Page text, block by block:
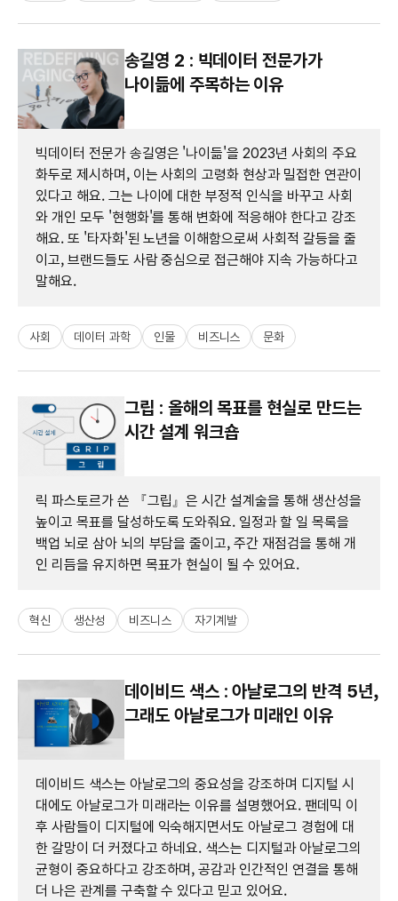
송길영 2 : 빅데이터 전문가가
나이듦에 주목하는 이유
빅데이터 전문가 송길영은 '나이듦'을 2023년 사회의 주요
화두로 제시하며, 이는 사회의 고령화 현상과 밀접한 연관이
있다고 해요. 그는 나이에 대한 부정적 인식을 바꾸고 사회
와 개인 모두 '현행화'를 통해 변화에 적응해야 한다고 강조
해요. 또 '타자화'된 노년을 이해함으로써 사회적 갈등을 줄
이고, 브랜드들도 사람 중심으로 접근해야 지속 가능하다고
말해요.
사회 데이터 과학 인물 비즈니스 문화
그립 : 올해의 목표를 현실로 만드는
시간 설계 워크숍
릭 파스토르가 쓴 『그립』은 시간 설계술을 통해 생산성을
높이고 목표를 달성하도록 도와줘요. 일정과 할 일 목록을
백업 뇌로 삼아 뇌의 부담을 줄이고, 주간 재점검을 통해 개
인 리듬을 유지하면 목표가 현실이 될 수 있어요.
혁신 생산성 비즈니스 자기계발
데이비드 색스 : 아날로그의 반격 5년,
그래도 아날로그가 미래인 이유
데이비드 색스는 아날로그의 중요성을 강조하며 디지털 시
대에도 아날로그가 미래라는 이유를 설명했어요. 팬데믹 이
후 사람들이 디지털에 익숙해지면서도 아날로그 경험에 대
한 갈망이 더 커졌다고 하네요. 색스는 디지털과 아날로그의
균형이 중요하다고 강조하며, 공감과 인간적인 연결을 통해
더 나은 관계를 구축할 수 있다고 믿고 있어요.